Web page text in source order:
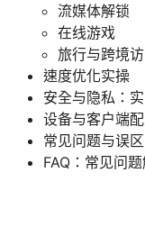
流媒体解锁
在线游戏
旅行与跨境
速度优化实操
安全与隐私：
设备与客户端
常见问题与误区
FAQ：常见问